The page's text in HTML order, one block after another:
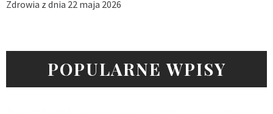
Zdrowia z dnia 22 maja 2026
POPULARNE WPISY